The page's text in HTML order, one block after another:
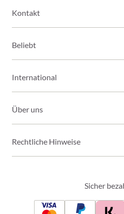
Kontakt
Beliebt
International
Über uns
Rechtliche Hinweise
Sicher